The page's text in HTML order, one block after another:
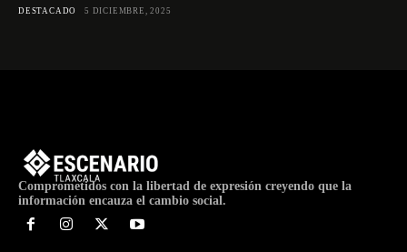
DESTACADO 5 DICIEMBRE, 2025
Comprometidos con la libertad de expresión creyendo que la
información encauza el cambio social.